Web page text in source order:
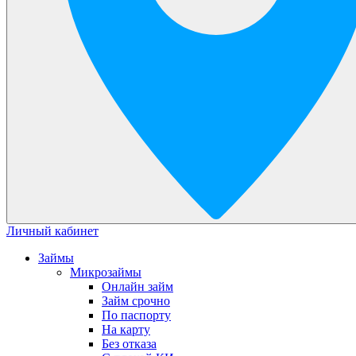
Личный кабинет
Займы
Микрозаймы
Онлайн займ
Займ срочно
По паспорту
На карту
Без отказа